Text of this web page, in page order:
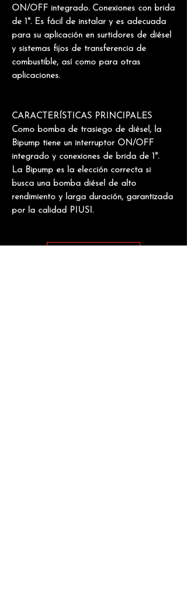
ON/OFF integrado. Conexiones con brida
de 1". Es fácil de instalar y es adecuada
para su aplicación en surtidores de diésel
y sistemas fijos de transferencia de
combustible, así como para otras
aplicaciones.
CARACTERÍSTICAS PRINCIPALES
Como bomba de trasiego de diésel, la
Bipump tiene un interruptor ON/OFF
integrado y conexiones de brida de 1".
La Bipump es la elección correcta si
busca una bomba diésel de alto
rendimiento y larga duración, garantizada
por la calidad PIUSI.